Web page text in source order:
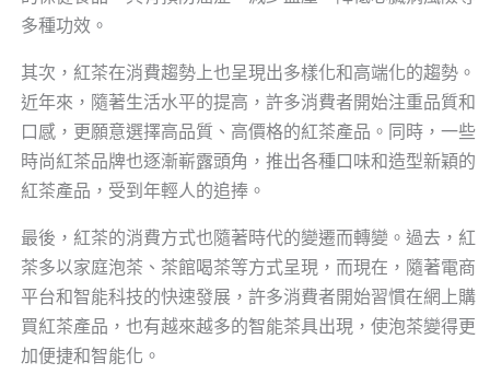
多種功效。
其次，紅茶在消費趨勢上也呈現出多樣化和高端化的趨勢。
近年來，隨著生活水平的提高，許多消費者開始注重品質和
口感，更願意選擇高品質、高價格的紅茶產品。同時，一些
時尚紅茶品牌也逐漸嶄露頭角，推出各種口味和造型新穎的
紅茶產品，受到年輕人的追捧。
最後，紅茶的消費方式也隨著時代的變遷而轉變。過去，紅
茶多以家庭泡茶、茶館喝茶等方式呈現，而現在，隨著電商
平台和智能科技的快速發展，許多消費者開始習慣在網上購
買紅茶產品，也有越來越多的智能茶具出現，使泡茶變得更
加便捷和智能化。